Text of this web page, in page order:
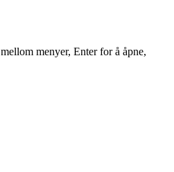
menyer, Enter for å åpne,